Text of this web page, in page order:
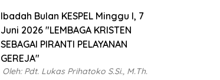
Ibadah Bulan KESPEL Minggu I, 7
Juni 2026 "LEMBAGA KRISTEN
SEBAGAI PIRANTI PELAYANAN
GEREJA"
Oleh: Pdt. Lukas Prihatoko S.Si., M.Th.